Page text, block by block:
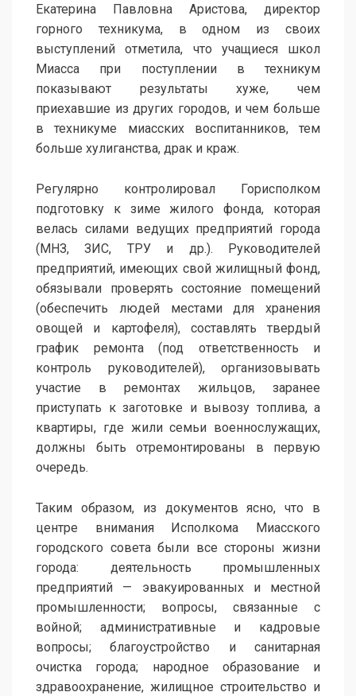
Екатерина Павловна Аристова, директор
горного техникума, в одном из своих
выступлений отметила, что учащиеся школ
Миасса при поступлении в техникум
показывают результаты хуже, чем
приехавшие из других городов, и чем больше
в техникуме миасских воспитанников, тем
больше хулиганства, драк и краж.
Регулярно контролировал Горисполком
подготовку к зиме жилого фонда, которая
велась силами ведущих предприятий города
(МНЗ, ЗИС, ТРУ и др.). Руководителей
предприятий, имеющих свой жилищный фонд,
обязывали проверять состояние помещений
(обеспечить людей местами для хранения
овощей и картофеля), составлять твердый
график ремонта (под ответственность и
контроль руководителей), организовывать
участие в ремонтах жильцов, заранее
приступать к заготовке и вывозу топлива, а
квартиры, где жили семьи военнослужащих,
должны быть отремонтированы в первую
очередь.
Таким образом, из документов ясно, что в
центре внимания Исполкома Миасского
городского совета были все стороны жизни
города: деятельность промышленных
предприятий — эвакуированных и местной
промышленности; вопросы, связанные с
войной; административные и кадровые
вопросы; благоустройство и санитарная
очистка города; народное образование и
здравоохранение, жилищное строительство и